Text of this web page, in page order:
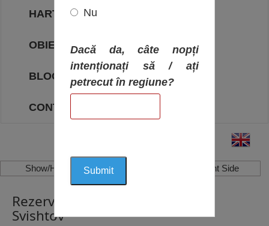
HARTA OBIECTIVELOR
OBIECTIVE
BLOG
CONTACT
Show/Hide Left Side Show/Hide Right Side
Rezervația Istorică Tekir Dere,
Svishtov
Nu
Dacă da, câte nopți
intenționați să / ați
petrecut în regiune?